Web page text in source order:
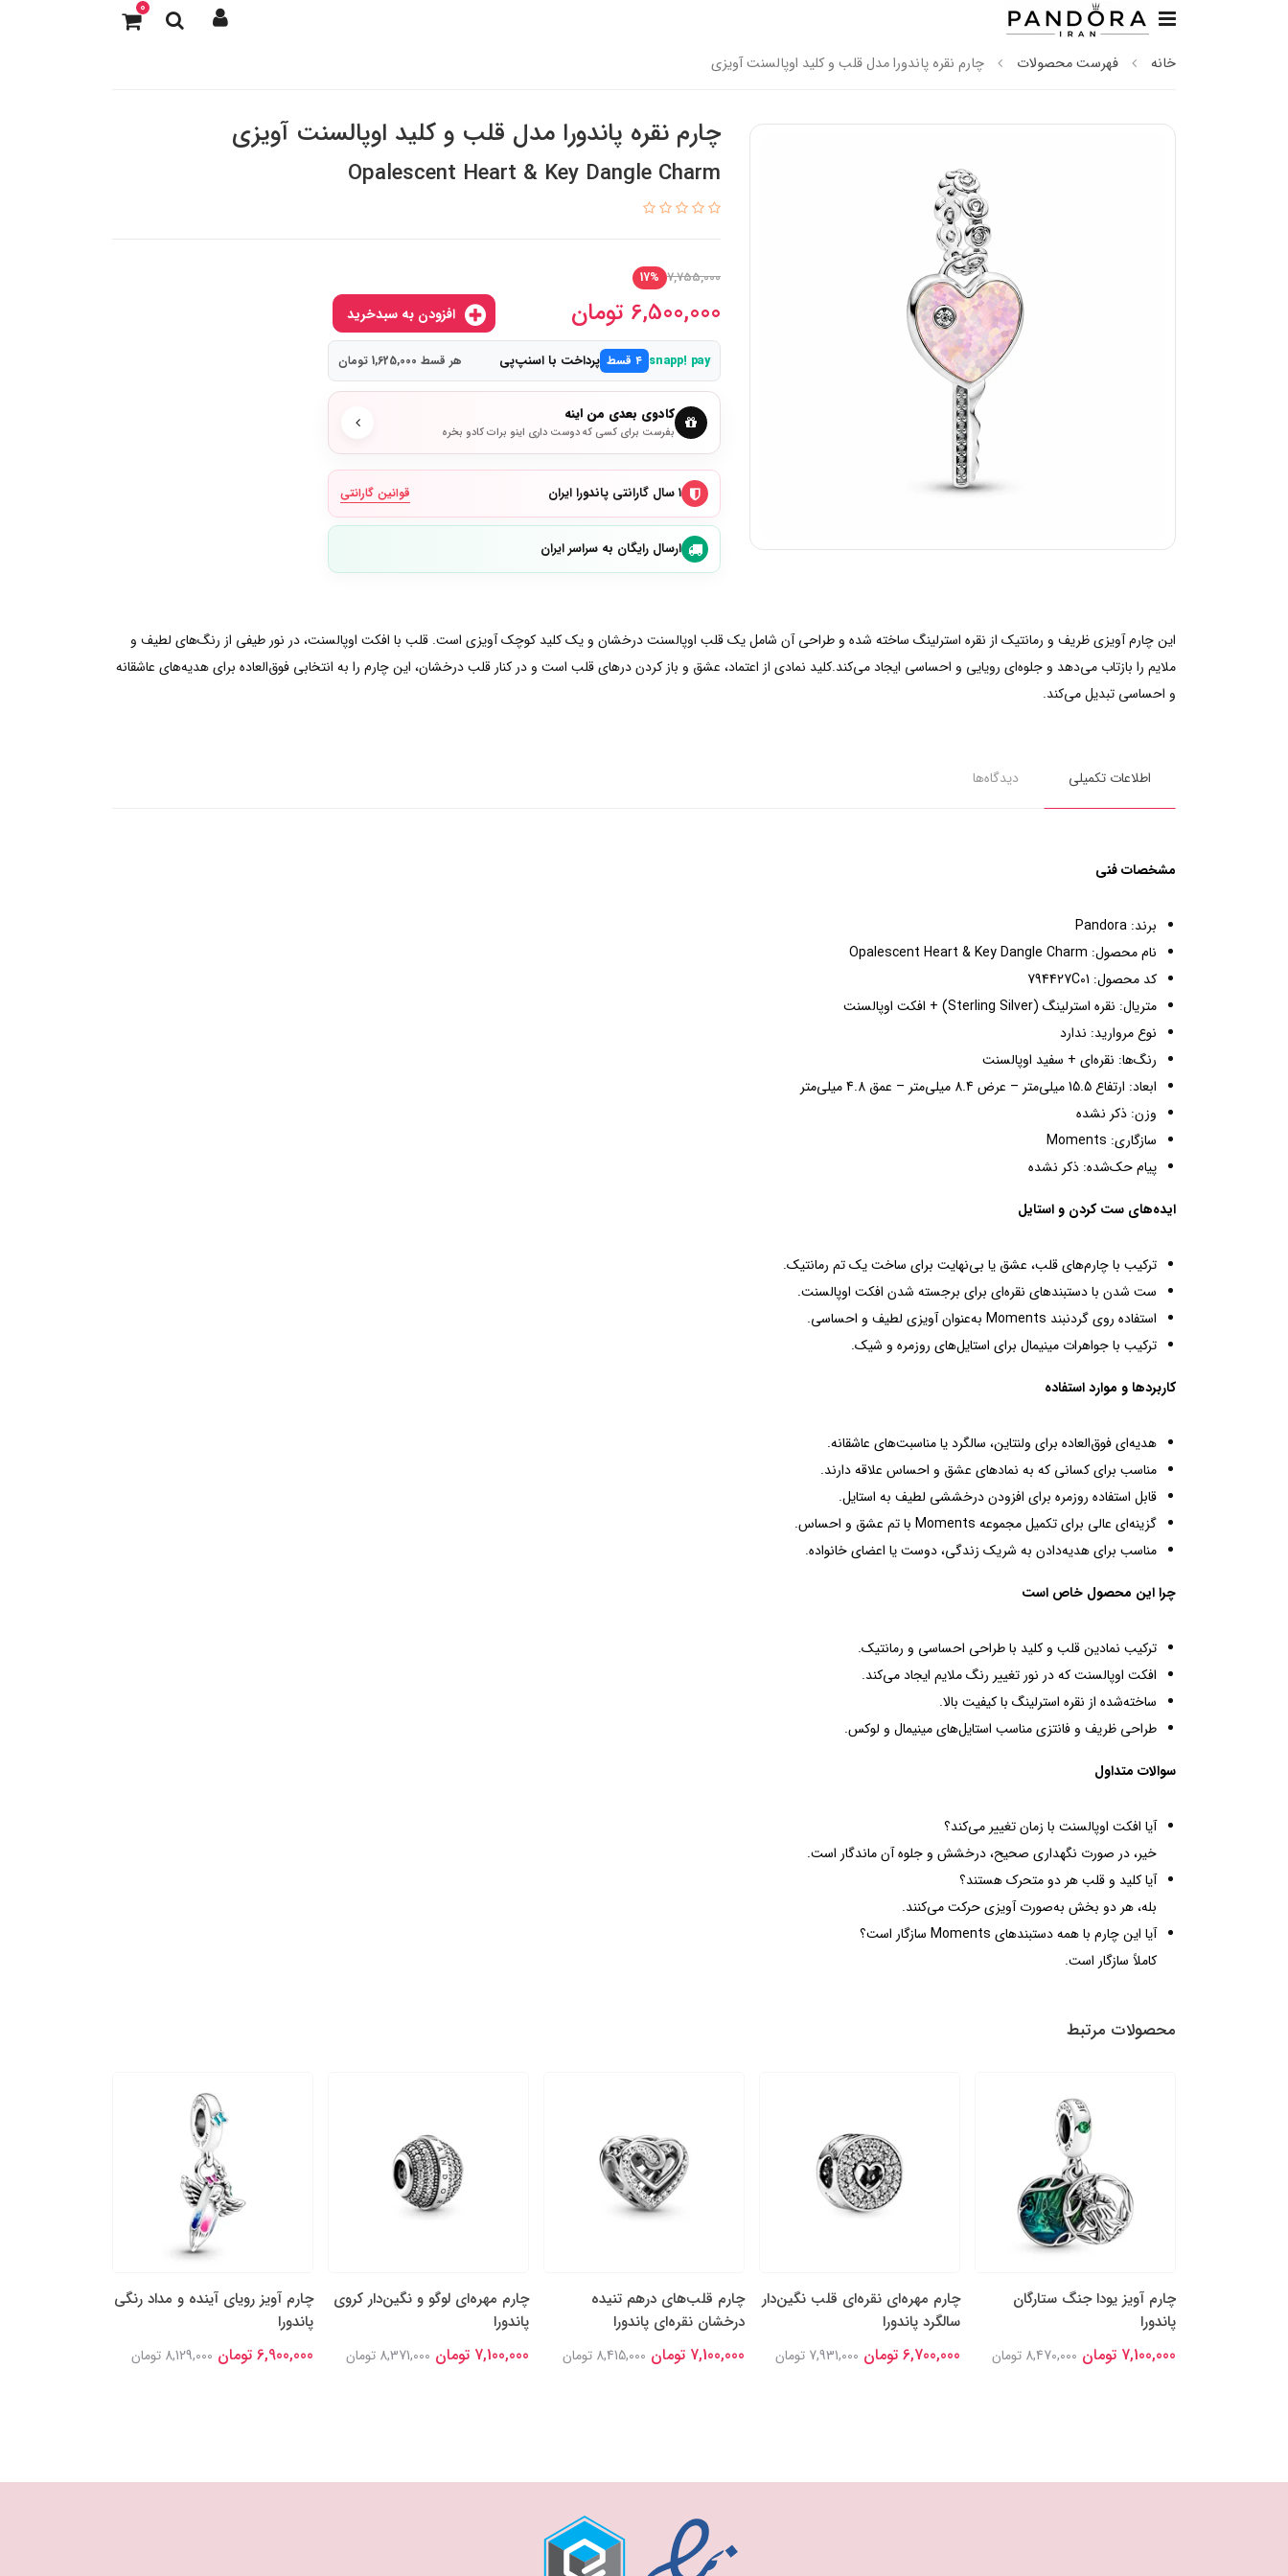
0
خانه فهرست محصولات چارم نقره پاندورا مدل قلب و کلید اوپالسنت آویزی
چارم نقره پاندورا مدل قلب و کلید اوپالسنت آویزی
Opalescent Heart & Key Dangle Charm
7,755,000
17%
6,500,000 تومان
snapp! pay ۴ قسط پرداخت با اسنپ‌پی هر قسط 1,625,000 تومان
کادوی بعدی من اینه
بفرست برای کسی که دوست داری اینو برات کادو بخره
۱ سال گارانتی پاندورا ایران قوانین گارانتی
ارسال رایگان به سراسر ایران
این چارم آویزی ظریف و رمانتیک از نقره استرلینگ ساخته شده و طراحی آن شامل یک قلب اوپالسنت درخشان و یک کلید کوچک آویزی است. قلب با افکت اوپالسنت، در نور طیفی از رنگ‌های لطیف و
ملایم را بازتاب می‌دهد و جلوه‌ای رویایی و احساسی ایجاد می‌کند.کلید نمادی از اعتماد، عشق و باز کردن درهای قلب است و در کنار قلب درخشان، این چارم را به انتخابی فوق‌العاده برای هدیه‌های عاشقانه
و احساسی تبدیل می‌کند.
اطلاعات تکمیلی دیدگاه‌ها
مشخصات فنی
برند: Pandora
نام محصول: Opalescent Heart & Key Dangle Charm
کد محصول: 794427C01
متریال: نقره استرلینگ (Sterling Silver) + افکت اوپالسنت
نوع مروارید: ندارد
رنگ‌ها: نقره‌ای + سفید اوپالسنت
ابعاد: ارتفاع 15.5 میلی‌متر – عرض 8.4 میلی‌متر – عمق 4.8 میلی‌متر
وزن: ذکر نشده
سازگاری: Moments
پیام حک‌شده: ذکر نشده
ایده‌های ست کردن و استایل
ترکیب با چارم‌های قلب، عشق یا بی‌نهایت برای ساخت یک تم رمانتیک.
ست شدن با دستبندهای نقره‌ای برای برجسته شدن افکت اوپالسنت.
استفاده روی گردنبند Moments به‌عنوان آویزی لطیف و احساسی.
ترکیب با جواهرات مینیمال برای استایل‌های روزمره و شیک.
کاربردها و موارد استفاده
هدیه‌ای فوق‌العاده برای ولنتاین، سالگرد یا مناسبت‌های عاشقانه.
مناسب برای کسانی که به نمادهای عشق و احساس علاقه دارند.
قابل استفاده روزمره برای افزودن درخششی لطیف به استایل.
گزینه‌ای عالی برای تکمیل مجموعه Moments با تم عشق و احساس.
مناسب برای هدیه‌دادن به شریک زندگی، دوست یا اعضای خانواده.
چرا این محصول خاص است
ترکیب نمادین قلب و کلید با طراحی احساسی و رمانتیک.
افکت اوپالسنت که در نور تغییر رنگ ملایم ایجاد می‌کند.
ساخته‌شده از نقره استرلینگ با کیفیت بالا.
طراحی ظریف و فانتزی مناسب استایل‌های مینیمال و لوکس.
سوالات متداول
آیا افکت اوپالسنت با زمان تغییر می‌کند؟
خیر، در صورت نگهداری صحیح، درخشش و جلوه آن ماندگار است.
آیا کلید و قلب هر دو متحرک هستند؟
بله، هر دو بخش به‌صورت آویزی حرکت می‌کنند.
آیا این چارم با همه دستبندهای Moments سازگار است؟
کاملاً سازگار است.
محصولات مرتبط
چارم آویز یودا جنگ ستارگان
پاندورا
7,100,000 تومان 8,470,000 تومان
چارم مهره‌ای نقره‌ای قلب نگین‌دار
سالگرد پاندورا
6,700,000 تومان 7,931,000 تومان
چارم قلب‌های درهم تنیده
درخشان نقره‌ای پاندورا
7,100,000 تومان 8,415,000 تومان
چارم مهره‌ای لوگو و نگین‌دار کروی
پاندورا
7,100,000 تومان 8,371,000 تومان
چارم آویز رویای آینده‌ و مداد رنگی
پاندورا
6,900,000 تومان 8,129,000 تومان